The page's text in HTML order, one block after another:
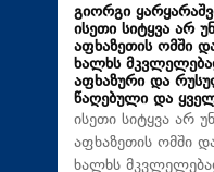
გიორგი
ისეთი სიტყვა არ
აფხაზეთის ომში
ხალხს
აფხაზური და
წაღებული და
ისეთი სიტყვა არ
აფხაზეთის ომში
ხალხს